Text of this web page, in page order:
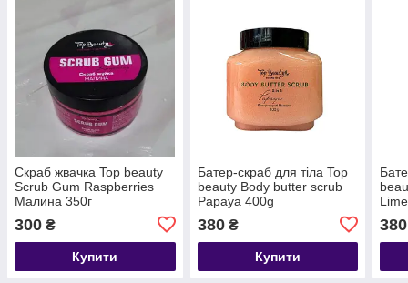
Скраб жвачка Top beauty
Scrub Gum Raspberries
Малина 350г
300 ₴
Купити
Батер-скраб для тіла Top
beauty Body butter scrub
Papaya 400g
380₴
Купити
380